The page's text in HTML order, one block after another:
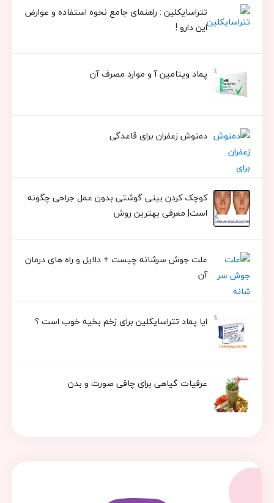
تتراسایکلین : راهنمای جامع نحوه استفاده و عوارض
این دارو !
پماد ویتامین آ و موارد مصرف آن
دمنوش زعفران برای قاعدگی
کوچک کردن بینی گوشتی بدون عمل جراحی چگونه
است| معرفی بهترین روش
علت جوش سرشانه چیست + دلایل و راه های درمان
آن
ایا پماد تتراسایکلین برای زخم بخیه خوب است ؟
عرقیات گیاهی برای چاقی صورت و بدن